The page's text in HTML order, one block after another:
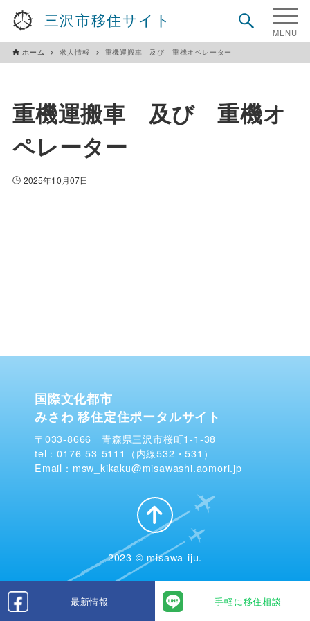
三沢市移住サイト
最新情報 手軽に移住相談
ホーム 求人情報 重機運搬車 及び 重機オペレーター
重機運搬車 及び 重機オ
ペレーター
2025年10月07日
国際文化都市
みさわ 移住定住ポータルサイト
〒033-8666 青森県三沢市桜町1-1-38
tel：0176-53-5111（内線532・531）
Email：msw_kikaku@misawashi.aomori.jp
2023 © misawa-iju.